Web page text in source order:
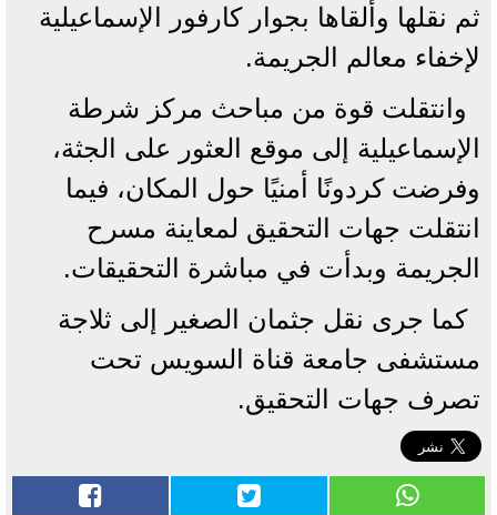
ثم نقلها وألقاها بجوار كارفور الإسماعيلية
لإخفاء معالم الجريمة.
وانتقلت قوة من مباحث مركز شرطة
الإسماعيلية إلى موقع العثور على الجثة،
وفرضت كردونًا أمنيًا حول المكان، فيما
انتقلت جهات التحقيق لمعاينة مسرح
الجريمة وبدأت في مباشرة التحقيقات.
كما جرى نقل جثمان الصغير إلى ثلاجة
مستشفى جامعة قناة السويس تحت
تصرف جهات التحقيق.